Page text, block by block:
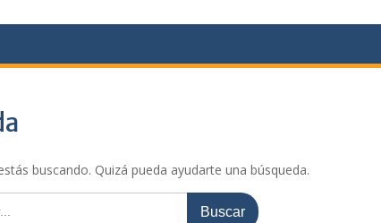
buscando. Quizá pueda ayudarte una búsqueda.